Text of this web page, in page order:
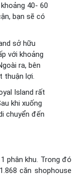
40- 60
bạn sẽ có
sở hữu
với khoảng
ra, bên
thuận lợi.
Island rất
khi xuống
chuyển đến
phân khu. Trong đó
căn shophouse